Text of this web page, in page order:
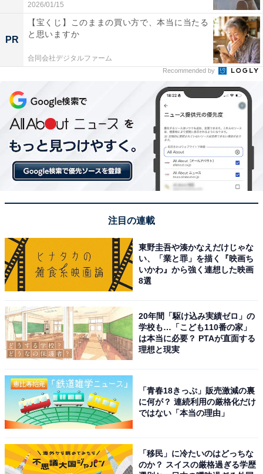
2026/01/15
PR
【宝くじ】このままの買い方で、本当に当たる
と思いますか
合同会社デジタルファーム
Recommended by
注目の連載
東野圭吾や湊かなえだけじゃな
い、「業と罪」を描く『映画ち
いかわ』から強く連想した映画
8選
20年間「駆け込み実績ゼロ」の
学校も…「こども110番の家」
は本当に必要？ PTAが直面する
理想と現実
「青春18きっぷ」販売激減の裏
に何が？ 連続利用の厳格化だけ
ではない「本当の理由」
「移民」に冷たいのはどっちな
のか？ スイスの厳格過ぎる学歴